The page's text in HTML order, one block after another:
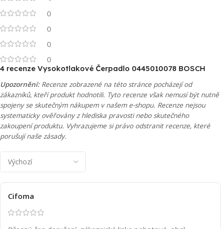
0
0
0
0
4 recenze Vysokotlakové Čerpadlo 0445010078 BOSCH
Upozornění:Recenze zobrazené na této stránce pocházejí od
zákazníků, kteří produkt hodnotili. Tyto recenze však nemusí být nutně
spojeny se skutečným nákupem v našem e-shopu. Recenze nejsou
systematicky ověřovány z hlediska pravosti nebo skutečného
zakoupení produktu. Vyhrazujeme si právo odstranit recenze, které
porušují naše zásady.
Cifoma